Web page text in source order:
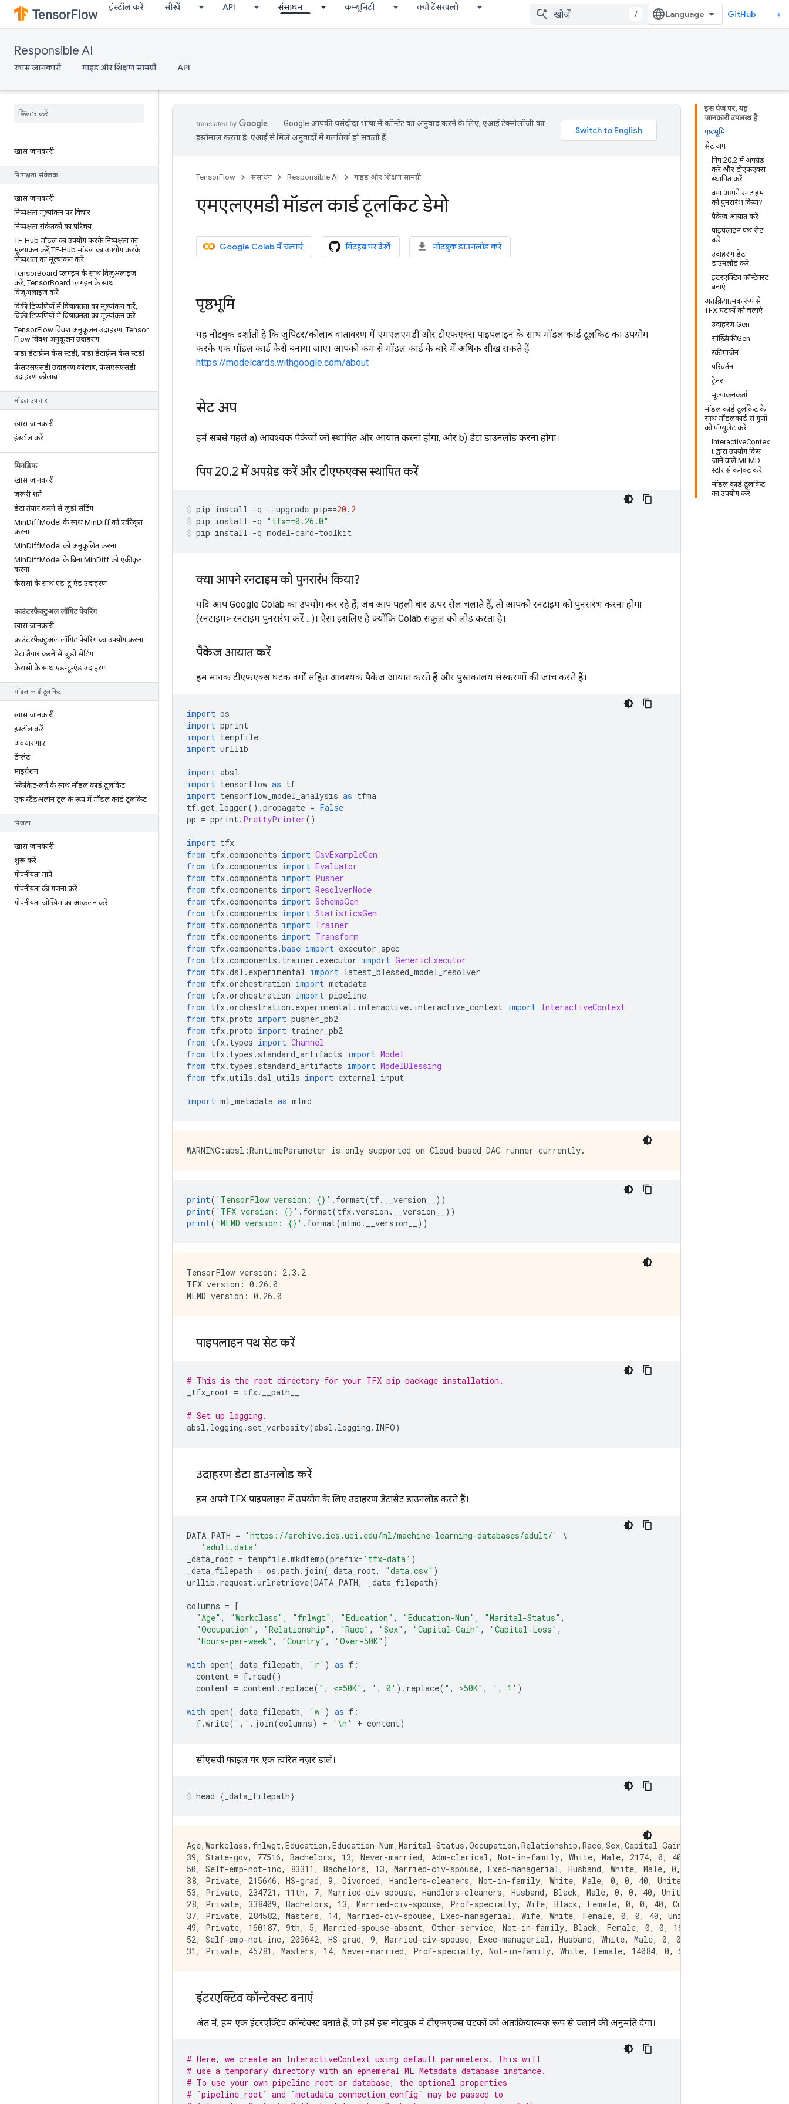
इंस्टॉल करें सीखें API संसाधन कम्यूनिटी क्यों टेंसरफ्लो
/ GitHub
Responsible AI
खास जानकारी गाइड और शिक्षण सामग्री API
खास जानकारी
निष्पक्षता संकेतक
खास जानकारी
निष्पक्षता मूल्यांकन पर विचार
निष्पक्षता संकेतकों का परिचय
TF-Hub मॉडल का उपयोग करके निष्पक्षता का
मूल्यांकन करें,TF-Hub मॉडल का उपयोग करके
निष्पक्षता का मूल्यांकन करें
TensorBoard प्लगइन के साथ विज़ुअलाइज़
करें, TensorBoard प्लगइन के साथ
विज़ुअलाइज़ करें
विकी टिप्पणियों में विषाक्तता का मूल्यांकन करें,
विकी टिप्पणियों में विषाक्तता का मूल्यांकन करें
TensorFlow विवश अनुकूलन उदाहरण, Tensor
Flow विवश अनुकूलन उदाहरण
पांडा डेटाफ़्रेम केस स्टडी, पांडा डेटाफ़्रेम केस स्टडी
फेसएसएसडी उदाहरण कोलाब, फेसएसएसडी
उदाहरण कोलाब
मॉडल उपचार
खास जानकारी
इंस्टॉल करें
मिनडिफ
खास जानकारी
ज़रूरी शर्तें
डेटा तैयार करने से जुड़ी सेटिंग
MinDiffModel के साथ MinDiff को एकीकृत
करना
MinDiffModel को अनुकूलित करना
MinDiffModel के बिना MinDiff को एकीकृत
करना
केरासो के साथ एंड-टू-एंड उदाहरण
काउंटरफैक्टुअल लॉगिट पेयरिंग
खास जानकारी
काउंटरफैक्टुअल लॉगिट पेयरिंग का उपयोग करना
डेटा तैयार करने से जुड़ी सेटिंग
केरासो के साथ एंड-टू-एंड उदाहरण
मॉडल कार्ड टूलकिट
खास जानकारी
इंस्टॉल करें
अवधारणाएं
टेंप्लेट
माइग्रेशन
स्किकिट-लर्न के साथ मॉडल कार्ड टूलकिट
एक स्टैंडअलोन टूल के रूप में मॉडल कार्ड टूलकिट
निजता
खास जानकारी
शुरू करें
गोपनीयता मापें
गोपनीयता की गणना करें
गोपनीयता जोखिम का आकलन करें
इस पेज पर, यह
जानकारी उपलब्ध है
पृष्ठभूमि
सेट अप
पिप 20.2 में अपग्रेड
करें और टीएफएक्स
स्थापित करें
क्या आपने रनटाइम
को पुनरारंभ किया?
पैकेज आयात करें
पाइपलाइन पथ सेट
करें
उदाहरण डेटा
डाउनलोड करें
इंटरएक्टिव कॉन्टेक्स्ट
बनाएं
अंतःक्रियात्मक रूप से
TFX घटकों को चलाएं
उदाहरण Gen
सांख्यिकीGen
स्कीमाजेन
परिवर्तन
ट्रेनर
मूल्यांकनकर्ता
मॉडल कार्ड टूलकिट के
साथ मॉडलकार्ड से गुणों
को पॉप्युलेट करें
InteractiveContex
t द्वारा उपयोग किए
जाने वाले MLMD
स्टोर से कनेक्ट करें
मॉडल कार्ड टूलकिट
का उपयोग करें
Google आपकी पसंदीदा भाषा में कॉन्टेंट का अनुवाद करने के लिए, एआई टेक्नोलॉजी का
इस्तेमाल करता है. एआई से मिले अनुवादों में गलतियां हो सकती हैं.
TensorFlow संसाधन Responsible AI गाइड और शिक्षण सामग्री
एमएलएमडी मॉडल कार्ड टूलकिट डेमो
Google Colab में चलाएं गिटहब पर देखें नोटबुक डाउनलोड करें
पृष्ठभूमि
यह नोटबुक दर्शाती है कि जुपिटर/कोलाब वातावरण में एमएलएमडी और टीएफएक्स पाइपलाइन के साथ मॉडल कार्ड टूलकिट का उपयोग
करके एक मॉडल कार्ड कैसे बनाया जाए। आपको कम से मॉडल कार्ड के बारे में अधिक सीख सकते हैं
https://modelcards.withgoogle.com/about
सेट अप
हमें सबसे पहले a) आवश्यक पैकेजों को स्थापित और आयात करना होगा, और b) डेटा डाउनलोड करना होगा।
पिप 20.2 में अपग्रेड करें और टीएफएक्स स्थापित करें
pip install -q --upgrade pip==20.2
pip install -q "tfx==0.26.0"
pip install -q model-card-toolkit
क्या आपने रनटाइम को पुनरारंभ किया?
यदि आप Google Colab का उपयोग कर रहे हैं, जब आप पहली बार ऊपर सेल चलाते हैं, तो आपको रनटाइम को पुनरारंभ करना होगा
(रनटाइम> रनटाइम पुनरारंभ करें ...)। ऐसा इसलिए है क्योंकि Colab संकुल को लोड करता है।
पैकेज आयात करें
हम मानक टीएफएक्स घटक वर्गों सहित आवश्यक पैकेज आयात करते हैं और पुस्तकालय संस्करणों की जांच करते हैं।
import os
import pprint
import tempfile
import urllib
import absl
import tensorflow as tf
import tensorflow_model_analysis as tfma
tf.get_logger().propagate = False
pp = pprint. PrettyPrinter()
import tfx
from tfx.components import CsvExampleGen
from tfx.components import Evaluator
from tfx.components import Pusher
from tfx.components import ResolverNode
from tfx.components import SchemaGen
from tfx.components import StatisticsGen
from tfx.components import Trainer
from tfx.components import Transform
from tfx.components .base import executor_spec
from tfx.components . trainer . executor import GenericExecutor
from tfx.dsl . experimental import latest_blessed_model_resolver
from tfx.orchestration import metadata
from tfx.orchestration import pipeline
from tfx.orchestration . experimental . interactive. interactive_context import InteractiveContext
from tfx.proto import pusher_pb2
from tfx.proto import trainer_pb2
from tfx. types import Channel
from tfx. types . standard_artifacts import Model
from tfx. types . standard_artifacts import ModelBlessing
from tfx.utils .dsl_utils import external_input
import ml_metadata as mlmd
print( 'TensorFlow version: {}' . format(tf. __version__
))
print( 'TFX version: {}' . format(tfx.version . __version__
))
print( 'MLMD version: {}' . format(mlmd . __version__ ))
TensorFlow version: 2.3.2
TFX version: 0.26.0
पाइपलाइन पथ सेट करें
# This is the root directory for your TFX pip package installation.
_tfx_root = tfx. __path__
# Set up logging.
absl . logging . set_verbosity(absl . logging . INFO)
उदाहरण डेटा डाउनलोड करें
हम अपने TFX पाइपलाइन में उपयोग के लिए उदाहरण डेटासेट डाउनलोड करते हैं।
DATA_PATH = 'https://archive.ics.uci.edu/ml/machine-learning-databases/adult/'
\
'adult.data'
_data_root = tempfile.mkdtemp(prefix= 'tfx-data' )
_data_filepath = os .path . join( _data_root, "data.csv" )
urllib . request.urlretrieve(DATA_PATH, _data_filepath)
columns = [
"Age" , "Workclass" , "fnlwgt" , "Education" , "Education-Num" , "Marital-Status" ,
"Occupation" , "Relationship" , "Race" , "Sex" , "Capital-Gain" , "Capital-Loss" ,
"Hours-per-week" , "Country" , "Over-50K" ]
with open( _data_filepath, 'r' ) as f :
content = f. read()
content = content. replace( ", <=50K" , ', 0' ). replace( ", >50K" , ', 1' )
with open( _data_filepath, 'w' ) as f :
f.write( ',' . join(columns) + '\n' + content)
सीएसवी फ़ाइल पर एक त्वरित नज़र डालें।
head { _data_filepath}
Age,Workclass,fnlwgt,Education,Education-Num,Marital-Status,Occupation,Relationship,Race,Sex,Capital-Gain,Capital-Loss,Hours-
39, State-gov, 77516, Bachelors, 13, Never-married, Adm-clerical, Not-in-family, White, Male, 2174, 0, 40, United-States, 0
50, Self-emp-not-inc, 83311, Bachelors, 13, Married-civ-spouse, Exec-managerial, Husband, White, Male, 0, 0, 13, United-States,
38, Private, 215646, HS-grad, 9, Divorced, Handlers-cleaners, Not-in-family, White, Male, 0, 0, 40, United-States, 0
53, Private, 234721, 11th, 7, Married-civ-spouse, Handlers-cleaners, Husband, Black, Male, 0, 0, 40, United-States, 0
28, Private, 338409, Bachelors, 13, Married-civ-spouse, Prof-specialty, Wife, Black, Female, 0, 0, 40, Cuba, 0
37, Private, 284582, Masters, 14, Married-civ-spouse, Exec-managerial, Wife, White, Female, 0, 0, 40, United-States, 0
49, Private, 160187, 9th, 5, Married-spouse-absent, Other-service, Not-in-family, Black, Female, 0, 0, 16, Jamaica, 0
52, Self-emp-not-inc, 209642, HS-grad, 9, Married-civ-spouse, Exec-managerial, Husband, White, Male, 0, 0, 45, United-States, 1
इंटरएक्टिव कॉन्टेक्स्ट बनाएं
अंत में, हम एक इंटरएक्टिव कॉन्टेक्स्ट बनाते हैं, जो हमें इस नोटबुक में टीएफएक्स घटकों को अंतःक्रियात्मक रूप से चलाने की अनुमति देगा।
# Here, we create an InteractiveContext using default parameters. This will
# use a temporary directory with an ephemeral ML Metadata database instance.
# To use your own pipeline root or database, the optional properties
# `pipeline_root` and `metadata_connection_config` may be passed to